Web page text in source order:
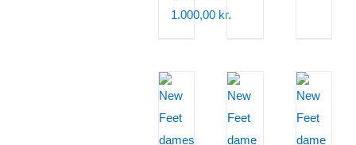
Den
var:
1.500,00 kr..
1.000,00 kr.
er:
1.000,00 kr..